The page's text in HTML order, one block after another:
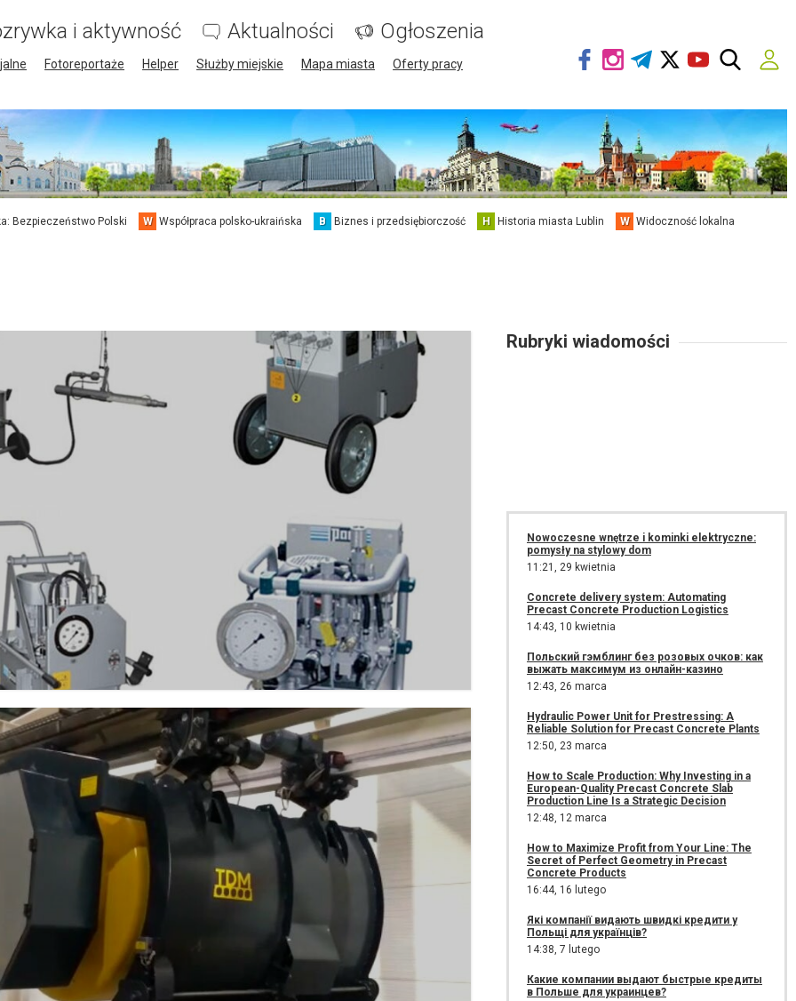
i aktywność Aktualności Ogłoszenia
Fotoreportaże Helper Służby miejskie Mapa miasta
Oferty pracy
Bezpieczeństwo Polski W Współpraca polsko-ukraińska B Biznes i przedsiębiorczość H Historia miasta Lublin W Widoczność lokalna
Rubryki wiadomości
Nowoczesne wnętrze i kominki elektryczne:
pomysły na stylowy dom
11:21, 29 kwietnia
Concrete delivery system: Automating
Precast Concrete Production Logistics
14:43, 10 kwietnia
Польский гэмблинг без розовых очков: как
выжать максимум из онлайн-казино
12:43, 26 marca
Hydraulic Power Unit for Prestressing: A
Reliable Solution for Precast Concrete Plants
12:50, 23 marca
How to Scale Production: Why Investing in a
European-Quality Precast Concrete Slab
Production Line Is a Strategic Decision
12:48, 12 marca
How to Maximize Profit from Your Line: The
Secret of Perfect Geometry in Precast
Concrete Products
16:44, 16 lutego
Які компанії видають швидкі кредити у
Польщі для українців?
14:38, 7 lutego
Какие компании выдают быстрые кредиты
в Польше для украинцев?